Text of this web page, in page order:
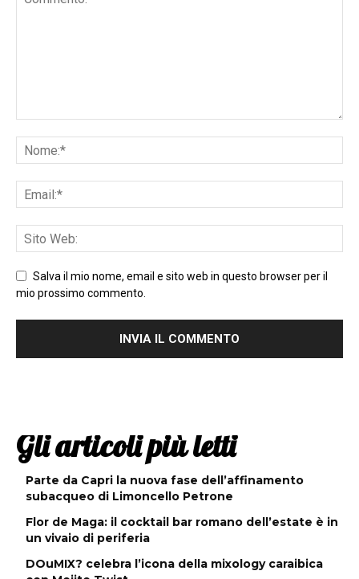
Salva il mio nome, email e sito web in questo browser per il
mio prossimo commento.
Gli articoli più letti
Parte da Capri la nuova fase dell’affinamento
subacqueo di Limoncello Petrone
Flor de Maga: il cocktail bar romano dell’estate è in
un vivaio di periferia
DOuMIX? celebra l’icona della mixology caraibica